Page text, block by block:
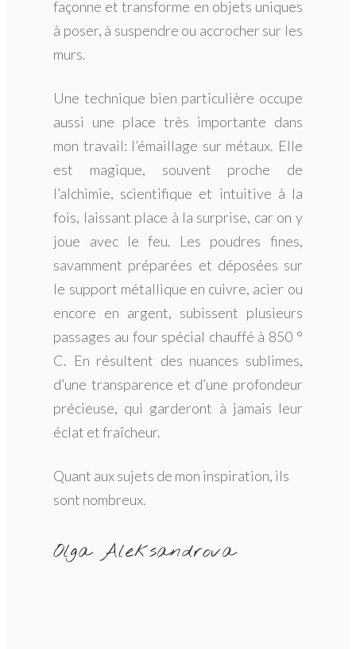
façonne et transforme en objets uniques
à poser, à suspendre ou accrocher sur les
murs.
Une technique bien particulière occupe
aussi une place très importante dans
mon travail: l’émaillage sur métaux. Elle
est magique, souvent proche de
l’alchimie, scientifique et intuitive à la
fois, laissant place à la surprise, car on y
joue avec le feu. Les poudres fines,
savamment préparées et déposées sur
le support métallique en cuivre, acier ou
encore en argent, subissent plusieurs
passages au four spécial chauffé à 850 °
C. En résultent des nuances sublimes,
d’une transparence et d’une profondeur
précieuse, qui garderont à jamais leur
éclat et fraîcheur.
Quant aux sujets de mon inspiration, ils
sont nombreux.
Olga Aleksandrova